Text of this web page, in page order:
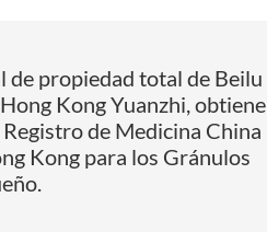
de propiedad total de Beilu
Kong Yuanzhi, obtiene
de Medicina China
Kong para los Gránulos